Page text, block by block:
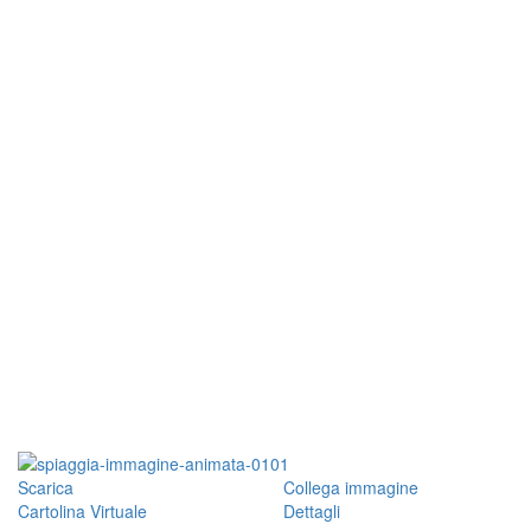
Scarica
Collega immagine
Cartolina Virtuale
Dettagli